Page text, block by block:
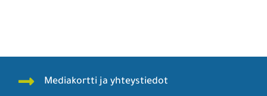
Mediakortti ja yhteystiedot